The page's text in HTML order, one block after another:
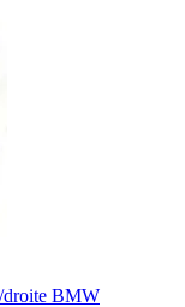
droite BMW